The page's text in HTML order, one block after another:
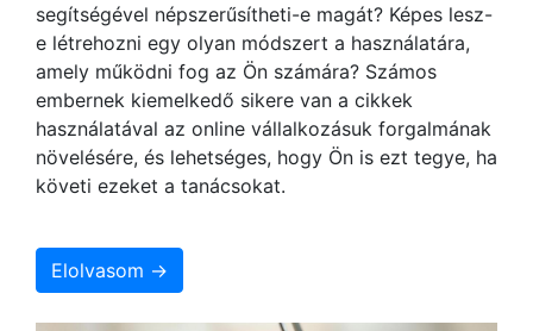
segítségével népszerűsítheti-e magát? Képes lesz-
e létrehozni egy olyan módszert a használatára,
amely működni fog az Ön számára? Számos
embernek kiemelkedő sikere van a cikkek
használatával az online vállalkozásuk forgalmának
növelésére, és lehetséges, hogy Ön is ezt tegye, ha
követi ezeket a tanácsokat.
Elolvasom →